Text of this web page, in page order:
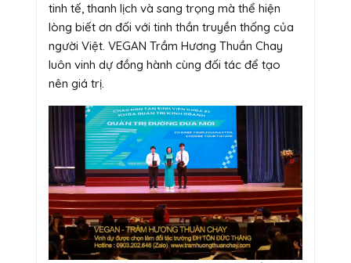
tinh tế, thanh lịch và sang trọng mà thể hiện
lòng biết ơn đối với tinh thần truyền thống của
người Việt. VEGAN Trầm Hương Thuần Chay
luôn vinh dự đồng hành cùng đối tác để tạo
nên giá trị.